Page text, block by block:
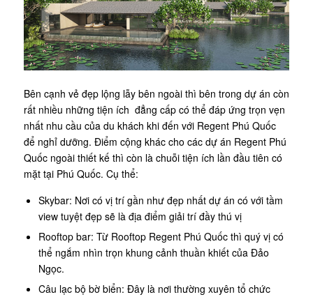
Bên cạnh vẻ đẹp lộng lẫy bên ngoài thì bên trong dự án còn
rất nhiều những tiện ích đẳng cấp có thể đáp ứng trọn vẹn
nhất nhu cầu của du khách khi đến với Regent Phú Quốc
để nghỉ dưỡng. Điểm cộng khác cho các dự án Regent Phú
Quốc ngoài thiết kế thì còn là chuỗi tiện ích lần đầu tiên có
mặt tại Phú Quốc. Cụ thể:
Skybar: Nơi có vị trí gần như đẹp nhất dự án có với tầm
view tuyệt đẹp sẽ là địa điểm giải trí đầy thú vị
Rooftop bar: Từ Rooftop Regent Phú Quốc thì quý vị có
thể ngắm nhìn trọn khung cảnh thuần khiết của Đảo
Ngọc.
Câu lạc bộ bờ biển: Đây là nơi thường xuyên tổ chức